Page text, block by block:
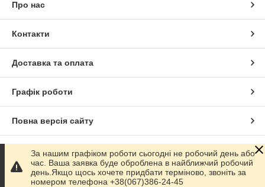
Про нас
Контакти
Доставка та оплата
Графік роботи
Повна версія сайту
Сайт створено на маркетплейсі Prom.ua
Політика конфіденційності
За нашим графіком роботи сьогодні не робочий день або
час. Ваша заявка буде оброблена в найближчий робочий
день.Якщо щось хочете придбати терміново, звоніть за
номером телефона +38(067)386-24-45